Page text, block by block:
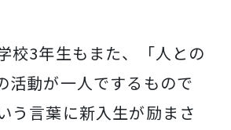
校3年生もまた、「人との
活動が一人でするもので
う言葉に新入生が励まさ